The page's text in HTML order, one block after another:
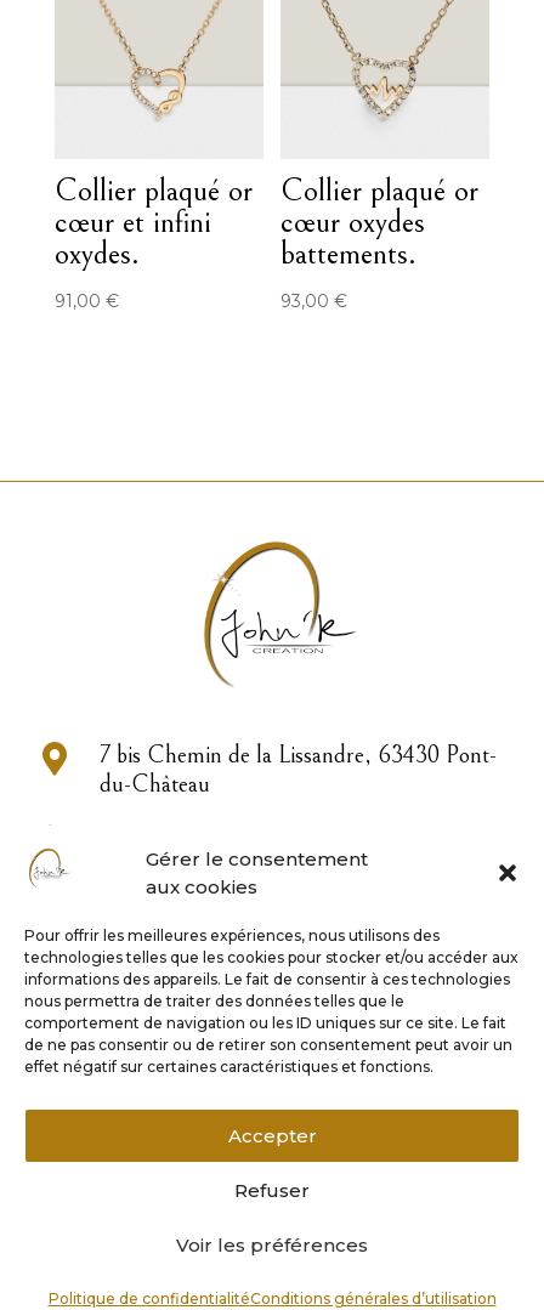
Gérer le consentement
aux cookies
Pour offrir les meilleures expériences, nous utilisons des
technologies telles que les cookies pour stocker et/ou accéder aux
informations des appareils. Le fait de consentir à ces technologies
nous permettra de traiter des données telles que le
comportement de navigation ou les ID uniques sur ce site. Le fait
de ne pas consentir ou de retirer son consentement peut avoir un
effet négatif sur certaines caractéristiques et fonctions.
Accepter
Refuser
Voir les préférences
Politique de confidentialitéConditions générales d’utilisation
Collier plaqué or
cœur et infini
oxydes.
91,00 €
Collier plaqué or
cœur oxydes
battements.
93,00€

7 bis Chemin de la Lissandre, 63430 Pont-
du-Château

contact@john-or.fr

Horaires
Mardi au vendredi 9h – 18h